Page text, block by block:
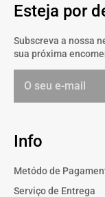
Esteja por
Subscreva a nossa
sua próxima
Info
Metódo de
Serviço de Entrega